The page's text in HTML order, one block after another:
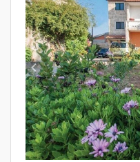
Previous